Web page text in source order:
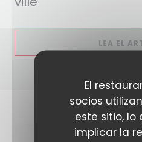
El
socios
este sitio, lo
implicar la
LEA EL